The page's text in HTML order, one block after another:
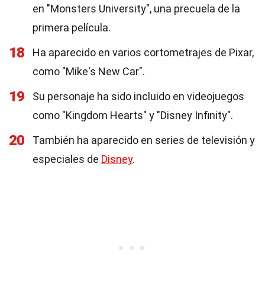
en "Monsters University", una precuela de la
primera película.
18
Ha aparecido en varios cortometrajes de Pixar,
como "Mike's New Car".
19
Su personaje ha sido incluido en videojuegos
como "Kingdom Hearts" y "Disney Infinity".
20
También ha aparecido en series de televisión y
especiales de Disney.